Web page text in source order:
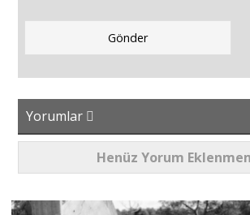
Yorumlar
Henüz Yorum